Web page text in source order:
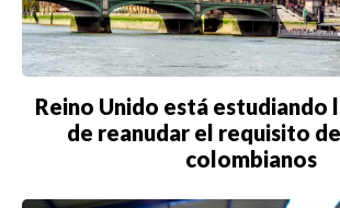
Reino Unido está estudiando
de reanudar el requisito
colombianos